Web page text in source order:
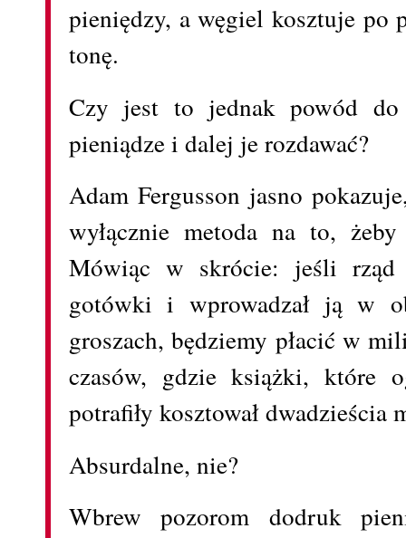
pieniędzy, a węgiel kosztuje po
tonę.
Czy jest to jednak powód do
pieniądze i dalej je rozdawać?
Adam Fergusson jasno
wyłącznie metoda na to,
Mówiąc w skrócie: jeśli rząd
gotówki i wprowadzał ją w
groszach, będziemy płacić w
czasów, gdzie książki, które
potrafiły kosztował
Absurdalne, nie?
Wbrew pozorom dodruk